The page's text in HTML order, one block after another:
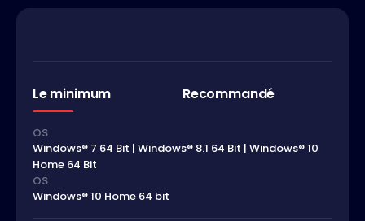
Le minimum Recommandé
OS
Windows® 7 64 Bit | Windows® 8.1 64 Bit | Windows® 10
Home 64 Bit
OS
Windows® 10 Home 64 bit